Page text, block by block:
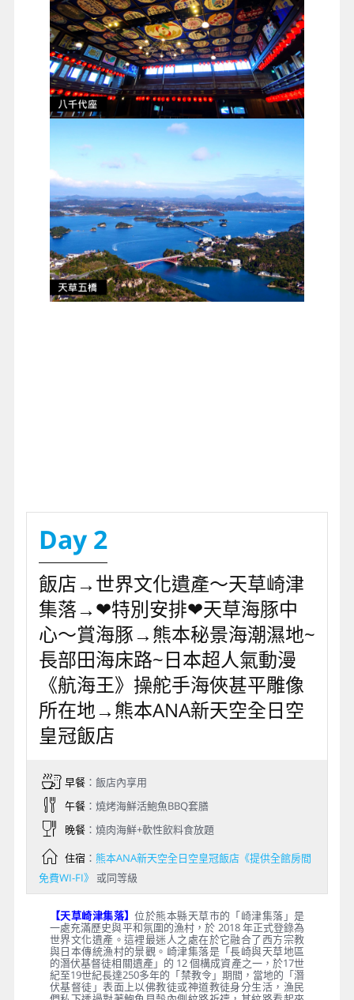
Day 2
飯店→世界文化遺產～天草崎津
集落→❤特別安排❤天草海豚中
心～賞海豚→熊本秘景海潮濕地~
長部田海床路~日本超人氣動漫
《航海王》操舵手海俠甚平雕像
所在地→熊本ANA新天空全日空
皇冠飯店
早餐：飯店內享用
午餐：燒烤海鮮活鮑魚BBQ套膳
晚餐：燒肉海鮮+軟性飲料食放題
住宿： 熊本ANA新天空全日空皇冠飯店《提供全館房間
免費WI-FI》
或同等級
【天草崎津集落】位於熊本縣天草市的「崎津集落」是
一處充滿歷史與平和氛圍的漁村，於 2018 年正式登錄為
世界文化遺產。這裡最迷人之處在於它融合了西方宗教
與日本傳統漁村的景觀。崎津集落是「長崎與天草地區
的潛伏基督徒相關遺產」的 12 個構成資產之一，於17世
紀至19世紀長達250多年的「禁教令」期間，當地的「潛
伏基督徒」表面上以佛教徒或神道教徒身分生活，漁民